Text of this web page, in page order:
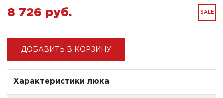
8 726 pуб. SALE
ДОБАВИТЬ В КОРЗИНУ
Характеристики люка